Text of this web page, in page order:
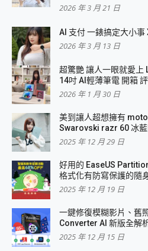
2026 年 3 月 21 日
AI 支付 一錶搞定大小
2026 年 3 月 13 日
超驚艷 讓人一眼就愛上
14吋 AI輕薄筆電 開箱
2026 年 1 月 30 日
美到讓人超想擁有
Swarovski razr 60 冰藍
2025 年 12 月 29 日
好用的 EaseUS
格式化有防寫保護的隨
2025 年 12 月 19 日
一鍵修復模糊影片、舊
Converter AI 新版全解
2025 年 12 月 15 日